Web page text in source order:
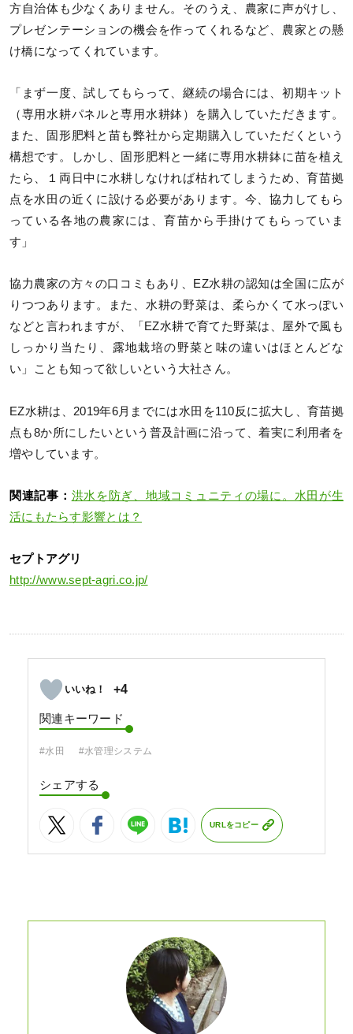
方自治体も少なくありません。そのうえ、農家に声がけし、
プレゼンテーションの機会を作ってくれるなど、農家との懸
け橋になってくれています。
「まず一度、試してもらって、継続の場合には、初期キット
（専用水耕パネルと専用水耕鉢）を購入していただきます。
また、固形肥料と苗も弊社から定期購入していただくという
構想です。しかし、固形肥料と一緒に専用水耕鉢に苗を植え
たら、１両日中に水耕しなければ枯れてしまうため、育苗拠
点を水田の近くに設ける必要があります。今、協力してもら
っている各地の農家には、育苗から手掛けてもらっていま
す」
協力農家の方々の口コミもあり、EZ水耕の認知は全国に広が
りつつあります。また、水耕の野菜は、柔らかくて水っぽい
などと言われますが、「EZ水耕で育てた野菜は、屋外で風も
しっかり当たり、露地栽培の野菜と味の違いはほとんどな
い」ことも知って欲しいという大社さん。
EZ水耕は、2019年6月までには水田を110反に拡大し、育苗拠
点も8か所にしたいという普及計画に沿って、着実に利用者を
増やしています。
関連記事： 洪水を防ぎ、地域コミュニティの場に。水田が生
活にもたらす影響とは？
セプトアグリ
http://www.sept-agri.co.jp/
+4
関連キーワード
#水田 #水管理システム
シェアする
URLをコピー